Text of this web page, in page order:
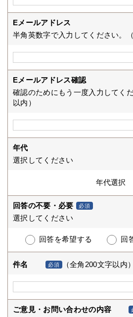
Eメールアドレス
半角英数字で入力してください。
Eメールアドレス確認
確認のためにもう一度入力してく
以内）
年代
選択してください
回答の不要・必要 必須
選択してください
回答を希望する 回
件名 必須 （全角200文字以内）
ご意見・お問い合わせの内容